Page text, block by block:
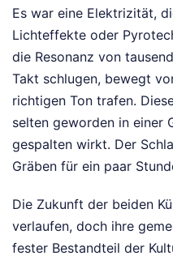
Es war eine Elektrizität,
Lichteffekte oder
die Resonanz von
Takt schlugen, bewegt
richtigen Ton trafen.
selten geworden in einer
gespalten wirkt. Der
Gräben für ein paar
Die Zukunft der beiden
verlaufen, doch ihre
fester Bestandteil der